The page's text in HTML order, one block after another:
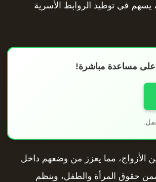
يسهم في توطيد الروابط الأسرية
على مساعدة مباشرة!
الأزواج، مما يعزز من وضعهم داخل
حقوق المرأة والطفل، وينظم